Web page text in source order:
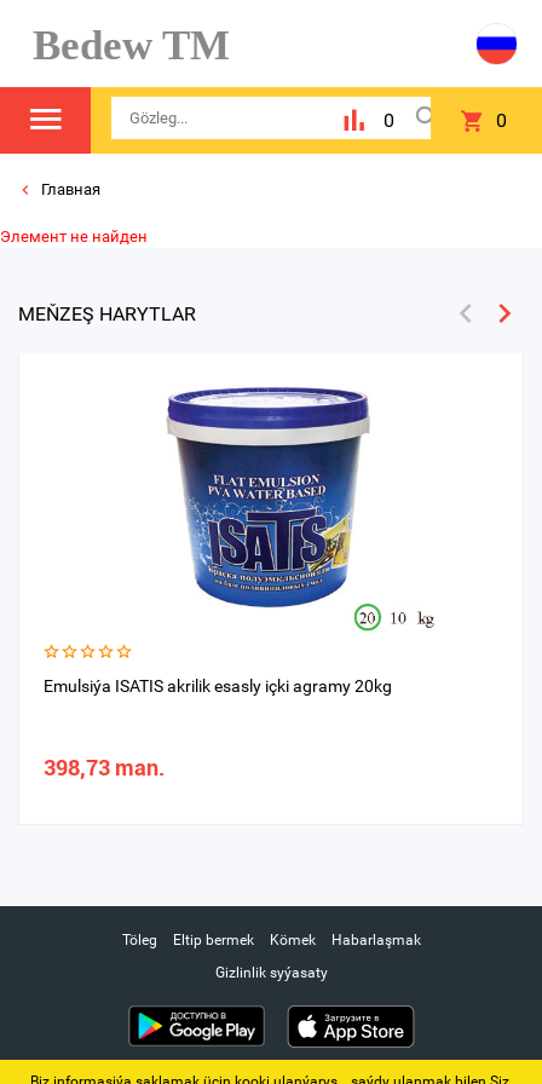
Bedew TM
0 0
Главная
Элемент не найден
MEŇZEŞ HARYTLAR
Emulsiýa ISATIS akrilik esasly içki agramy 20kg
398,73 man.
Töleg Eltip bermek Kömek
Habarlaşmak
Gizlinlik syýasaty